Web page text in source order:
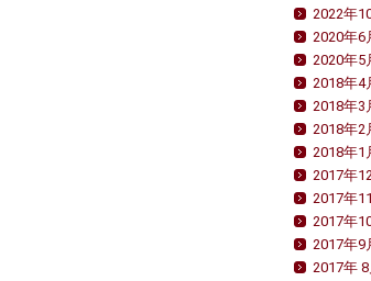
2022年
2020年6
2020年5
2018年4
2018年3
2018年2
2018年1
2017年
2017年
2017年
2017年9
2017年 8